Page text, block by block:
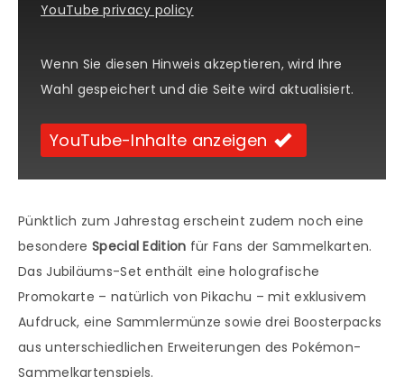
YouTube privacy policy
Wenn Sie diesen Hinweis akzeptieren, wird Ihre
Wahl gespeichert und die Seite wird aktualisiert.
YouTube-Inhalte anzeigen
Pünktlich zum Jahrestag erscheint zudem noch eine
besondereSpecial Edition für Fans der Sammelkarten.
Das Jubiläums-Set enthält eine holografische
Promokarte – natürlich von Pikachu – mit exklusivem
Aufdruck, eine Sammlermünze sowie drei Boosterpacks
aus unterschiedlichen Erweiterungen des Pokémon-
Sammelkartenspiels.